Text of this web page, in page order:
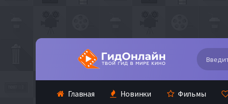
Главная Новинки Фильмы